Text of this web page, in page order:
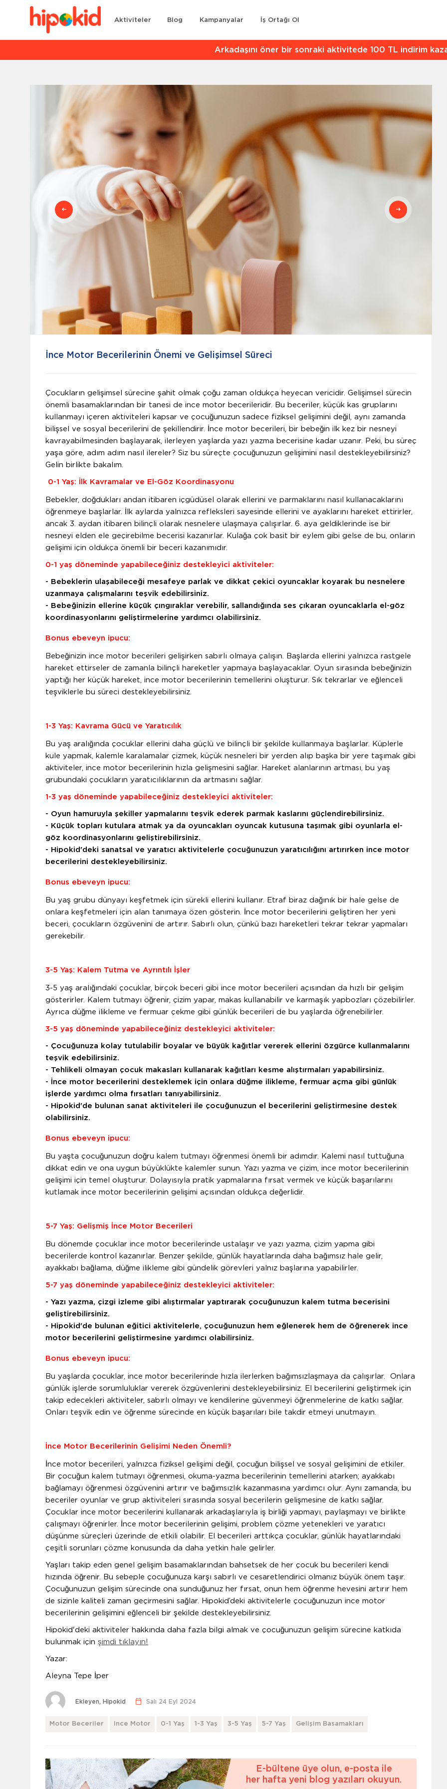
Aktiviteler Blog Kampanyalar İş Ortağı Ol
Arkadaşını öner bir sonraki aktivitede 100 TL indirim
İnce Motor Becerilerinin Önemi ve Gelişimsel Süreci
Çocukların gelişimsel sürecine şahit olmak çoğu zaman oldukça heyecan vericidir. Gelişimsel sürecin
önemli basamaklarından bir tanesi de ince motor becerileridir. Bu beceriler, küçük kas gruplarını
kullanmayı içeren aktiviteleri kapsar ve çocuğunuzun sadece fiziksel gelişimini değil, aynı zamanda
bilişsel ve sosyal becerilerini de şekillendirir. İnce motor becerileri, bir bebeğin ilk kez bir nesneyi
kavrayabilmesinden başlayarak, ilerleyen yaşlarda yazı yazma becerisine kadar uzanır. Peki, bu süreç
yaşa göre, adım adım nasıl ilereler? Siz bu süreçte çocuğunuzun gelişimini nasıl destekleyebilirsiniz?
Gelin birlikte bakalım.
0-1 Yaş: İlk Kavramalar ve El-Göz Koordinasyonu
Bebekler, doğdukları andan itibaren içgüdüsel olarak ellerini ve parmaklarını nasıl kullanacaklarını
öğrenmeye başlarlar. İlk aylarda yalnızca refleksleri sayesinde ellerini ve ayaklarını hareket ettirirler,
ancak 3. aydan itibaren bilinçli olarak nesnelere ulaşmaya çalışırlar. 6. aya geldiklerinde ise bir
nesneyi elden ele geçirebilme becerisi kazanırlar. Kulağa çok basit bir eylem gibi gelse de bu, onların
gelişimi için oldukça önemli bir beceri kazanımıdır.
0-1 yaş döneminde yapabileceğiniz destekleyici aktiviteler:
- Bebeklerin ulaşabileceği mesafeye parlak ve dikkat çekici oyuncaklar koyarak bu nesnelere
uzanmaya çalışmalarını teşvik edebilirsiniz.
- Bebeğinizin ellerine küçük çıngıraklar verebilir, sallandığında ses çıkaran oyuncaklarla el-göz
koordinasyonlarını geliştirmelerine yardımcı olabilirsiniz.
Bonus ebeveyn ipucu:
Bebeğinizin ince motor becerileri gelişirken sabırlı olmaya çalışın. Başlarda ellerini yalnızca rastgele
hareket ettirseler de zamanla bilinçli hareketler yapmaya başlayacaklar. Oyun sırasında bebeğinizin
yaptığı her küçük hareket, ince motor becerilerinin temellerini oluşturur. Sık tekrarlar ve eğlenceli
teşviklerle bu süreci destekleyebilirsiniz.
1-3 Yaş: Kavrama Gücü ve Yaratıcılık
Bu yaş aralığında çocuklar ellerini daha güçlü ve bilinçli bir şekilde kullanmaya başlarlar. Küplerle
kule yapmak, kalemle karalamalar çizmek, küçük nesneleri bir yerden alıp başka bir yere taşımak gibi
aktiviteler, ince motor becerilerinin hızla gelişmesini sağlar. Hareket alanlarının artması, bu yaş
grubundaki çocukların yaratıcılıklarının da artmasını sağlar.
1-3 yaş döneminde yapabileceğiniz destekleyici aktiviteler:
- Oyun hamuruyla şekiller yapmalarını teşvik ederek parmak kaslarını güçlendirebilirsiniz.
- Küçük topları kutulara atmak ya da oyuncakları oyuncak kutusuna taşımak gibi oyunlarla el-
göz koordinasyonlarını geliştirebilirsiniz.
- Hipokid'deki sanatsal ve yaratıcı aktivitelerle çocuğunuzun yaratıcılığını artırırken ince motor
becerilerini destekleyebilirsiniz.
Bonus ebeveyn ipucu:
Bu yaş grubu dünyayı keşfetmek için sürekli ellerini kullanır. Etraf biraz dağınık bir hale gelse de
onlara keşfetmeleri için alan tanımaya özen gösterin. İnce motor becerilerini geliştiren her yeni
beceri, çocukların özgüvenini de artırır. Sabırlı olun, çünkü bazı hareketleri tekrar tekrar yapmaları
gerekebilir.
3-5 Yaş: Kalem Tutma ve Ayrıntılı İşler
3-5 yaş aralığındaki çocuklar, birçok beceri gibi ince motor becerileri açısından da hızlı bir gelişim
gösterirler. Kalem tutmayı öğrenir, çizim yapar, makas kullanabilir ve karmaşık yapbozları çözebilirler.
Ayrıca düğme ilikleme ve fermuar çekme gibi günlük becerileri de bu yaşlarda öğrenebilirler.
3-5 yaş döneminde yapabileceğiniz destekleyici aktiviteler:
- Çocuğunuza kolay tutulabilir boyalar ve büyük kağıtlar vererek ellerini özgürce kullanmalarını
teşvik edebilirsiniz.
- Tehlikeli olmayan çocuk makasları kullanarak kağıtları kesme alıştırmaları yapabilirsiniz.
- İnce motor becerilerini desteklemek için onlara düğme ilikleme, fermuar açma gibi günlük
işlerde yardımcı olma fırsatları tanıyabilirsiniz.
- Hipokid'de bulunan sanat aktiviteleri ile çocuğunuzun el becerilerini geliştirmesine destek
olabilirsiniz.
Bonus ebeveyn ipucu:
Bu yaşta çocuğunuzun doğru kalem tutmayı öğrenmesi önemli bir adımdır. Kalemi nasıl tuttuğuna
dikkat edin ve ona uygun büyüklükte kalemler sunun. Yazı yazma ve çizim, ince motor becerilerinin
gelişimi için temel oluşturur. Dolayısıyla pratik yapmalarına fırsat vermek ve küçük başarılarını
kutlamak ince motor becerilerinin gelişimi açısından oldukça değerlidir.
5-7 Yaş: Gelişmiş İnce Motor Becerileri
Bu dönemde çocuklar ince motor becerilerinde ustalaşır ve yazı yazma, çizim yapma gibi
becerilerde kontrol kazanırlar. Benzer şekilde, günlük hayatlarında daha bağımsız hale gelir,
ayakkabı bağlama, düğme ilikleme gibi gündelik görevleri yalnız başlarına yapabilirler.
5-7 yaş döneminde yapabileceğiniz destekleyici aktiviteler:
- Yazı yazma, çizgi izleme gibi alıştırmalar yaptırarak çocuğunuzun kalem tutma becerisini
geliştirebilirsiniz.
- Hipokid'de bulunan eğitici aktivitelerle, çocuğunuzun hem eğlenerek hem de öğrenerek ince
motor becerilerini geliştirmesine yardımcı olabilirsiniz.
Bonus ebeveyn ipucu:
Bu yaşlarda çocuklar, ince motor becerilerinde hızla ilerlerken bağımsızlaşmaya da çalışırlar. Onlara
günlük işlerde sorumluluklar vererek özgüvenlerini destekleyebilirsiniz. El becerilerini geliştirmek için
takip edecekleri aktiviteler, sabırlı olmayı ve kendilerine güvenmeyi öğrenmelerine de katkı sağlar.
Onları teşvik edin ve öğrenme sürecinde en küçük başarıları bile takdir etmeyi unutmayın.
İnce Motor Becerilerinin Gelişimi Neden Önemli?
İnce motor becerileri, yalnızca fiziksel gelişimi değil, çocuğun bilişsel ve sosyal gelişimini de etkiler.
Bir çocuğun kalem tutmayı öğrenmesi, okuma-yazma becerilerinin temellerini atarken; ayakkabı
bağlamayı öğrenmesi özgüvenini artırır ve bağımsızlık kazanmasına yardımcı olur. Aynı zamanda, bu
beceriler oyunlar ve grup aktiviteleri sırasında sosyal becerilerin gelişmesine de katkı sağlar.
Çocuklar ince motor becerilerini kullanarak arkadaşlarıyla iş birliği yapmayı, paylaşmayı ve birlikte
çalışmayı öğrenirler. İnce motor becerilerinin gelişimi, problem çözme yetenekleri ve yaratıcı
düşünme süreçleri üzerinde de etkili olabilir. El becerileri arttıkça çocuklar, günlük hayatlarındaki
çeşitli sorunları çözme konusunda da daha yetkin hale gelirler.
Yaşları takip eden genel gelişim basamaklarından bahsetsek de her çocuk bu becerileri kendi
hızında öğrenir. Bu sebeple çocuğunuza karşı sabırlı ve cesaretlendirici olmanız büyük önem taşır.
Çocuğunuzun gelişim sürecinde ona sunduğunuz her fırsat, onun hem öğrenme hevesini artırır hem
de sizinle kaliteli zaman geçirmesini sağlar. Hipokid’deki aktivitelerle çocuğunuzun ince motor
becerilerinin gelişimini eğlenceli bir şekilde destekleyebilirsiniz.
Hipokid'deki aktiviteler hakkında daha fazla bilgi almak ve çocuğunuzun gelişim sürecine katkıda
bulunmak için şimdi tıklayın!
Yazar:
Aleyna Tepe İper
Ekleyen, Hipokid Salı 24 Eyl 2024
Motor Beceriler Ince Motor 0-1 Yaş 1-3 Yaş 3-5 Yaş 5-7 Yaş Gelişim Basamakları
E-bültene üye olun, e-posta ile
her hafta yeni blog yazıları okuyun.